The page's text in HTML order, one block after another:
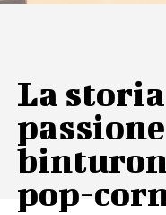
La
pop-